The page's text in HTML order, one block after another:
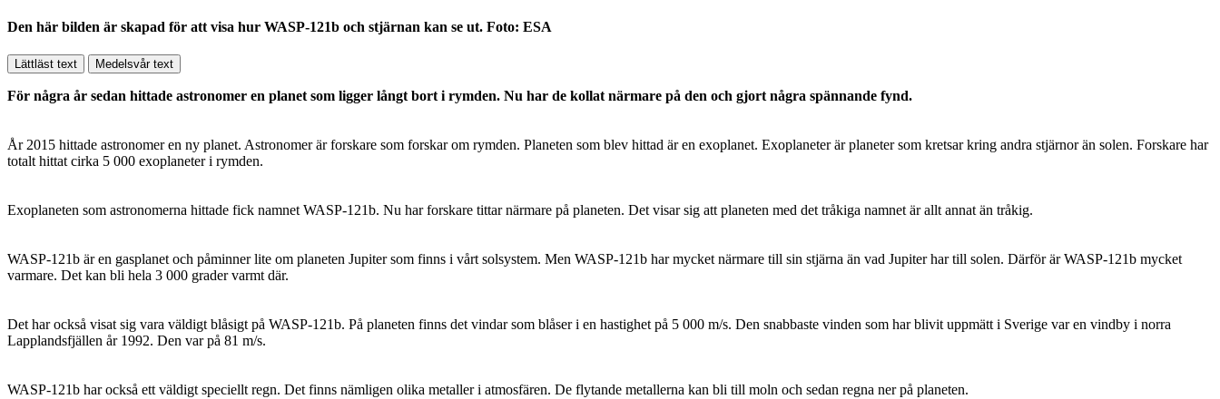
Den här bilden är skapad för att visa hur WASP-121b och stjärnan kan se ut. Foto: ESA
Lättläst text Medelsvår text
För några år sedan hittade astronomer en planet som ligger långt bort i rymden. Nu har de kollat närmare på den och gjort några spännande fynd.
År 2015 hittade astronomer en ny planet. Astronomer är forskare som forskar om rymden. Planeten som blev hittad är en exoplanet. Exoplaneter är planeter som kretsar kring andra stjärnor än solen. Forskare har
totalt hittat cirka 5 000 exoplaneter i rymden.
Exoplaneten som astronomerna hittade fick namnet WASP-121b. Nu har forskare tittar närmare på planeten. Det visar sig att planeten med det tråkiga namnet är allt annat än tråkig.
WASP-121b är en gasplanet och påminner lite om planeten Jupiter som finns i vårt solsystem. Men WASP-121b har mycket närmare till sin stjärna än vad Jupiter har till solen. Därför är WASP-121b mycket
varmare. Det kan bli hela 3 000 grader varmt där.
Det har också visat sig vara väldigt blåsigt på WASP-121b. På planeten finns det vindar som blåser i en hastighet på 5 000 m/s. Den snabbaste vinden som har blivit uppmätt i Sverige var en vindby i norra
Lapplandsfjällen år 1992. Den var på 81 m/s.
WASP-121b har också ett väldigt speciellt regn. Det finns nämligen olika metaller i atmosfären. De flytande metallerna kan bli till moln och sedan regna ner på planeten.